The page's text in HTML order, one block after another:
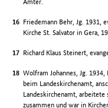
Friedemann Behr, Jg. 1931,
Kirche St. Salvator in Gera,
Richard Klaus Steinert,
Wolfram Johannes, Jg.
beim Landeskirchenamt,
Landeskirchenamt,
zusammen und war in